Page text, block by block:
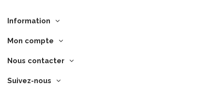
Information
Mon compte
Nous contacter
Suivez-nous